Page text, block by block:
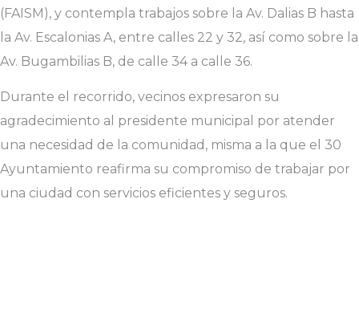
(FAISM), y contempla trabajos sobre la Av. Dalias B hasta
la Av. Escalonias A, entre calles 22 y 32, así como sobre la
Av. Bugambilias B, de calle 34 a calle 36.
Durante el recorrido, vecinos expresaron su
agradecimiento al presidente municipal por atender
una necesidad de la comunidad, misma a la que el 30
Ayuntamiento reafirma su compromiso de trabajar por
una ciudad con servicios eficientes y seguros.